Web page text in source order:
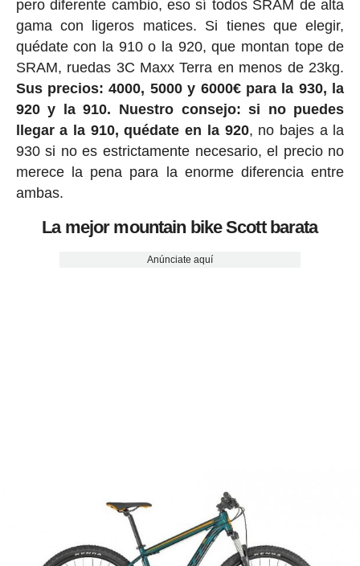
pero diferente cambio, eso sí todos SRAM de alta
gama con ligeros matices. Si tienes que elegir,
quédate con la 910 o la 920, que montan tope de
SRAM, ruedas 3C Maxx Terra en menos de 23kg.
Sus precios: 4000, 5000 y 6000€ para la 930, la
920 y la 910. Nuestro consejo: si no puedes
llegar a la 910, quédate en la 920, no bajes a la
930 si no es estrictamente necesario, el precio no
merece la pena para la enorme diferencia entre
ambas.
La mejor mountain bike Scott barata
Anúnciate aquí